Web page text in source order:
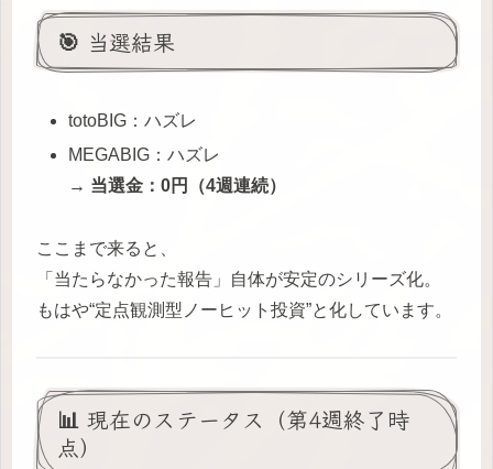
🎯 当選結果
totoBIG：ハズレ
MEGABIG：ハズレ
→ 当選金：0円（4週連続）
ここまで来ると、
「当たらなかった報告」自体が安定のシリーズ化。
もはや“定点観測型ノーヒット投資”と化しています。
📊 現在のステータス（第4週終了時
点）